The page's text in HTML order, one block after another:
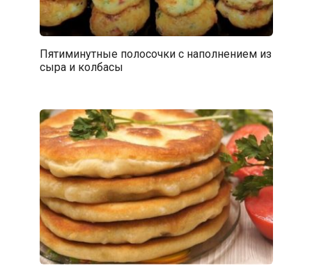
Пятиминутные полосочки с наполнением из
сыра и колбасы